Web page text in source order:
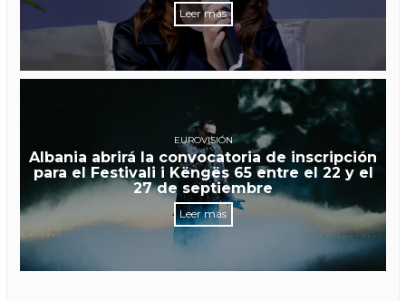
Leer más
EUROVISIÓN
Albania abrirá la convocatoria de inscripción
para el Festivali i Këngës 65 entre el 22 y el
27 de septiembre
Leer más